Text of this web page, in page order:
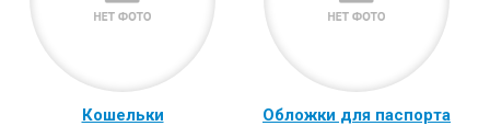
Кошельки Обложки для паспорта